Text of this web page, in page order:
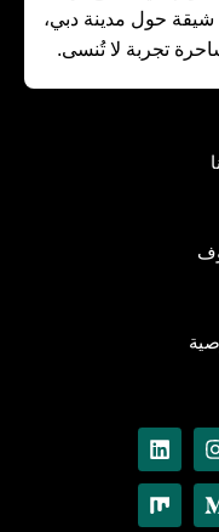
شيقة حول مدينة دبي،
تجربة لا تُنسى.